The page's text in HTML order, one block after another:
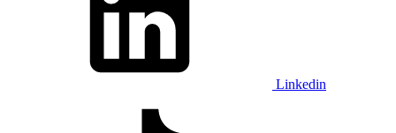
Linkedin